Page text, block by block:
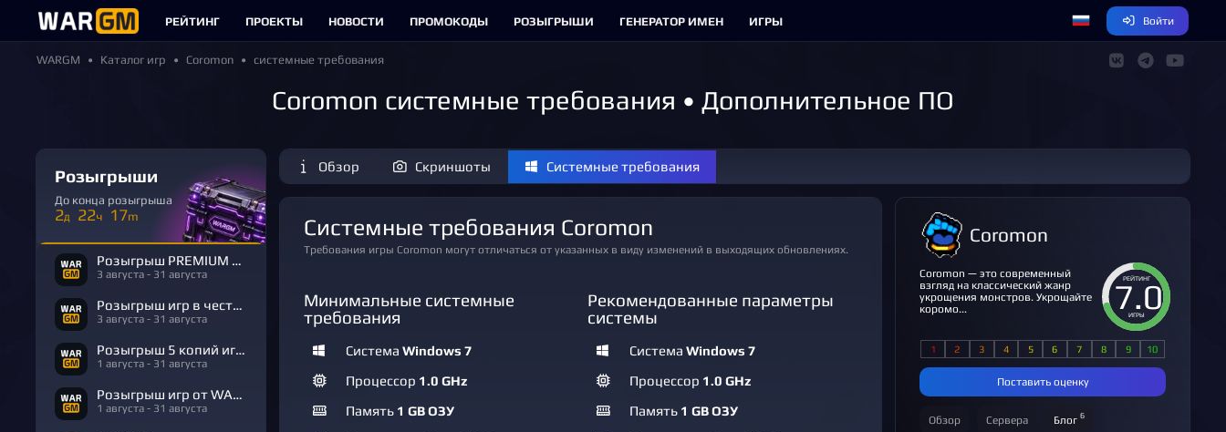
РЕЙТИНГ ПРОЕКТЫ НОВОСТИ ПРОМОКОДЫ РОЗЫГРЫШИ ГЕНЕРАТОР ИМЕН ИГРЫ Войти
WARGM Каталог игр Coromon системные требования
Coromon системные требования • Дополнительное ПО
Розыгрыши
До конца розыгрыша
2д 22ч 17m
Розыгрыш PREMIUM в честь Дня Рождения
3 августа - 31 августа
Розыгрыш игр в честь Дня Рождения
3 августа - 31 августа
Розыгрыш 5 копий игры R.E.P.O.
1 августа - 31 августа
Розыгрыш игр от WARGM
1 августа - 31 августа
Обзор Скриншоты Системные требования
Системные требования Coromon
Требования игры Coromon могут отличаться от указанных в виду изменений в выходящих обновлениях.
Минимальные системные
требования
Система Windows 7
Процессор 1.0 GHz
Память 1 GB ОЗУ
Рекомендованные параметры
системы
СистемаWindows 7
Процессор 1.0 GHz
Память 1 GB ОЗУ
Coromon
7.0
РЕЙТИНГ
ИГРЫ
Coromon — это современный
взгляд на классический жанр
укрощения монстров. Укрощайте
коромо...
Поставить оценку
Обзор Сервера Блог6